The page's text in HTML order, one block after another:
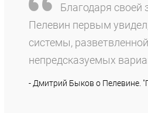
Благодаря своей
Пелевин первым
системы,
непредсказуемых
- Дмитрий Быков о Пелевине.